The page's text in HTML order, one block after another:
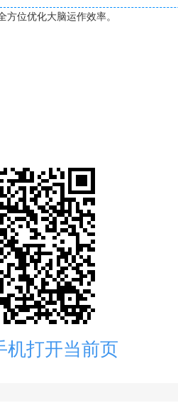
位优化大脑运作效率。
机打开当前页